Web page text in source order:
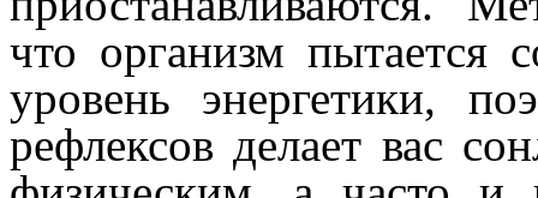
что организм пытается
уровень энергетики,
рефлексов делает вас